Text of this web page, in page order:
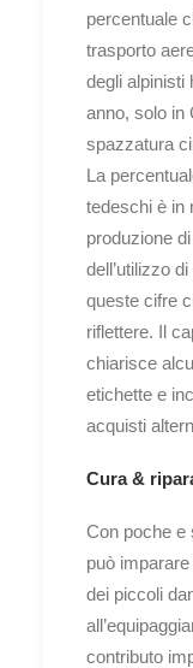
percentuale
trasporto
degli alpinisti
anno, solo in
spazzatura
La
tedeschi è in
produzione
dell’utilizzo
queste cifre
riflettere. Il
chiarisce
etichette e
acquisti
Cura &
Con poche e
può
dei piccoli
contributo